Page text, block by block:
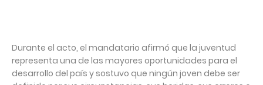
Durante el acto, el mandatario afirmó que la juventud
representa una de las mayores oportunidades para el
desarrollo del país y sostuvo que ningún joven debe ser